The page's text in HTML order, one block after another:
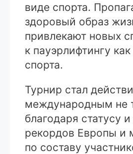
виде спорта.
здоровый образ
привлекают новых
к пауэрлифтингу
спорта.
Турнир стал
международным не
благодаря статусу
рекордов Европы и
по составу